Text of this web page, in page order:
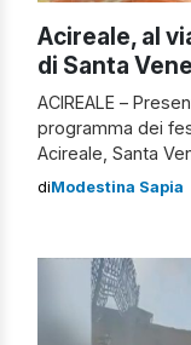
Acireale, al
di Santa
ACIREALE –
programma dei
Acireale, Santa
completo Tali
della cera, che si
diModestina Sapia